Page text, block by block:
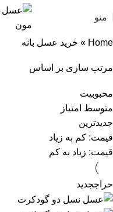
منو
Home
» خرید عسل بانه
مرتب سازی بر اساس
محبوبیت
متوسط امتیاز
جدیدترین
قیمت: کم به زیاد
قیمت: زیاد به کم
حراججدید